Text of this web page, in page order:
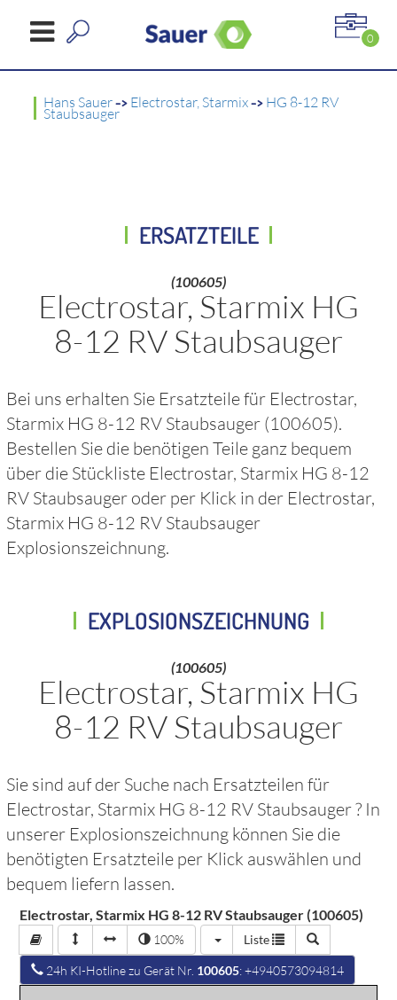
0
Hans Sauer-> Electrostar, Starmix-> HG 8-12 RV
Staubsauger
ERSATZTEILE
(100605)
Electrostar, Starmix HG
8-12 RV Staubsauger
Bei uns erhalten Sie Ersatzteile für Electrostar,
Starmix HG 8-12 RV Staubsauger (100605).
Bestellen Sie die benötigen Teile ganz bequem
über die Stückliste Electrostar, Starmix HG 8-12
RV Staubsauger oder per Klick in der Electrostar,
Starmix HG 8-12 RV Staubsauger
Explosionszeichnung.
EXPLOSIONSZEICHNUNG
(100605)
Electrostar, Starmix HG
8-12 RV Staubsauger
Sie sind auf der Suche nach Ersatzteilen für
Electrostar, Starmix HG 8-12 RV Staubsauger? In
unserer Explosionszeichnung können Sie die
benötigten Ersatzteile per Klick auswählen und
bequem liefern lassen.
Electrostar, Starmix HG 8-12 RV Staubsauger (100605)
100% Liste
24h KI-Hotline zu Gerät Nr. 100605: +4940573094814